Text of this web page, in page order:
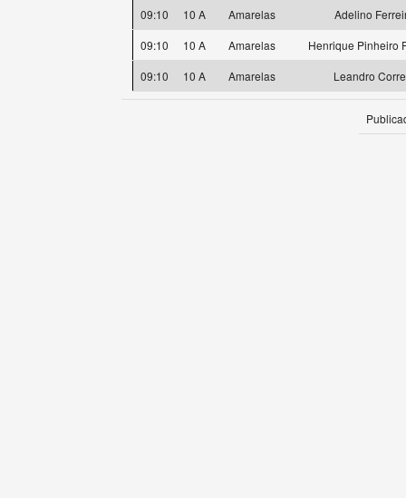
09:10 10 A Amarelas
Adelino
09:10
10 A Amarelas
Henrique Pinheiro
09:10
10 A Amarelas Leandro